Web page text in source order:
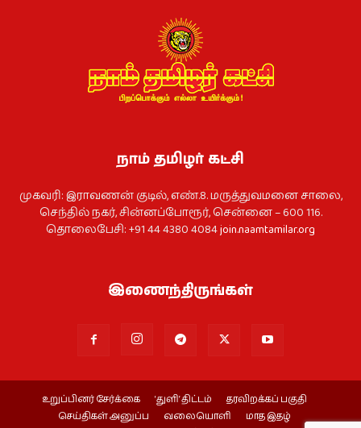
நாம் தமிழர் கட்சி
முகவரி: இராவணன் குடில், எண்.8. மருத்துவமனை சாலை,
செந்தில் நகர், சின்னப்போரூர், சென்னை – 600 116.
தொலைபேசி: +91 44 4380 4084join.naamtamilar.org
இணைந்திருங்கள்
உறுப்பினர் சேர்க்கை ‘துளி’ திட்டம்
தரவிறக்கப் பகுதி
செய்திகள் அனுப்ப
வலையொளி
மாத இதழ்